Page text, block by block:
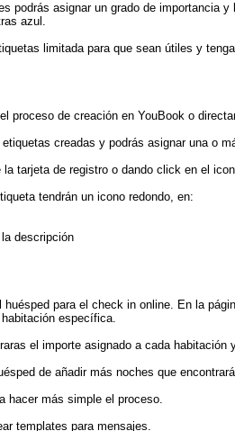
podrás asignar un grado de importancia y
azul.
limitada para que sean útiles y
proceso de creación en YouBook o
creadas y podrás asignar una o
tarjeta de registro o dando click en el
tendrán un icono redondo, en:
descripción
huésped para el check in online. En la
específica.
el importe asignado a cada
de añadir más noches que
hacer más simple el proceso.
templates para mensajes.